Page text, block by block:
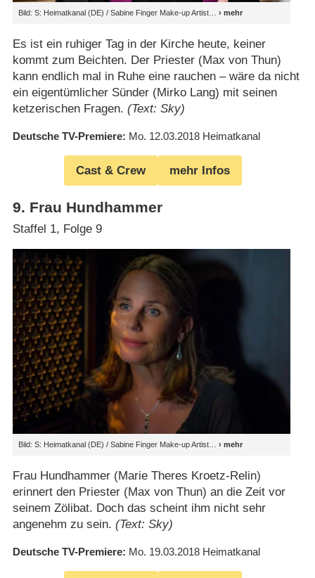
Bild: S: Heimatkanal (DE) / Sabine Finger Make-up Artist
Es ist ein ruhiger Tag in der Kirche heute, keiner
kommt zum Beichten. Der Priester (Max von Thun)
kann endlich mal in Ruhe eine rauchen – wäre da nicht
ein eigentümlicher Sünder (Mirko Lang) mit seinen
ketzerischen Fragen. (Text: Sky)
Deutsche TV-Premiere Mo. 12.03.2018 Heimatkanal
Cast & Crew mehr Infos
9. Frau Hundhammer
Staffel 1, Folge 9
Bild: S: Heimatkanal (DE) / Sabine Finger Make-up Artist
Frau Hundhammer (Marie Theres Kroetz-Relin)
erinnert den Priester (Max von Thun) an die Zeit vor
seinem Zölibat. Doch das scheint ihm nicht sehr
angenehm zu sein. (Text: Sky)
Deutsche TV-Premiere Mo. 19.03.2018 Heimatkanal